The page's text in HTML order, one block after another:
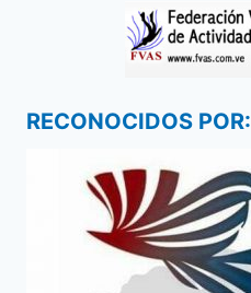
RECONOCIDOS POR: